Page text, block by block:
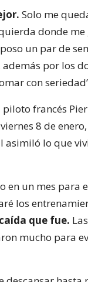
Solo me
donde
un par de
por los
con
francés
8 de
asimiló lo que
en un mes para
los
que fue.
mucho para